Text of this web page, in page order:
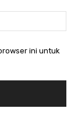
ini untuk